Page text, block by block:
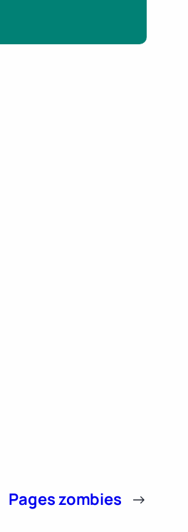
Pages zombies →